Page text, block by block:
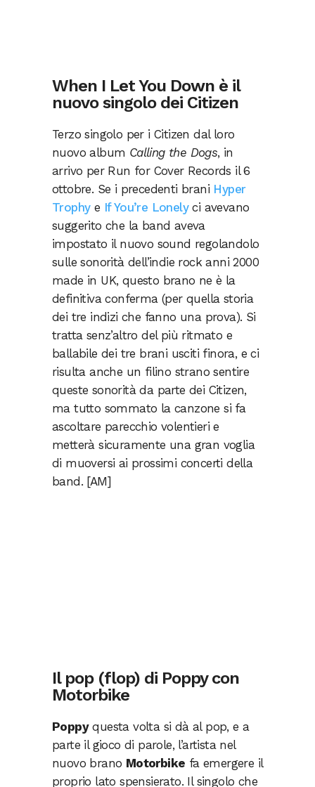
When I Let You Down è il
nuovo singolo dei Citizen
Terzo singolo per i Citizen dal loro
nuovo album Calling the Dogs, in
arrivo per Run for Cover Records il 6
ottobre. Se i precedenti brani Hyper
Trophye If You’re Lonelyci avevano
suggerito che la band aveva
impostato il nuovo sound regolandolo
sulle sonorità dell’indie rock anni 2000
made in UK, questo brano ne è la
definitiva conferma (per quella storia
dei tre indizi che fanno una prova). Si
tratta senz’altro del più ritmato e
ballabile dei tre brani usciti finora, e ci
risulta anche un filino strano sentire
queste sonorità da parte dei Citizen,
ma tutto sommato la canzone si fa
ascoltare parecchio volentieri e
metterà sicuramente una gran voglia
di muoversi ai prossimi concerti della
band. [AM]
Il pop (flop) di Poppy con
Motorbike
Poppyquesta volta si dà al pop, e a
parte il gioco di parole, l’artista nel
nuovo brano Motorbike fa emergere il
proprio lato spensierato. Il singolo che